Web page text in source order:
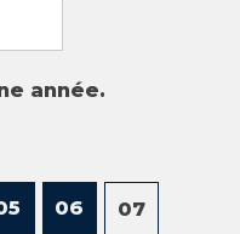
année.
06 07